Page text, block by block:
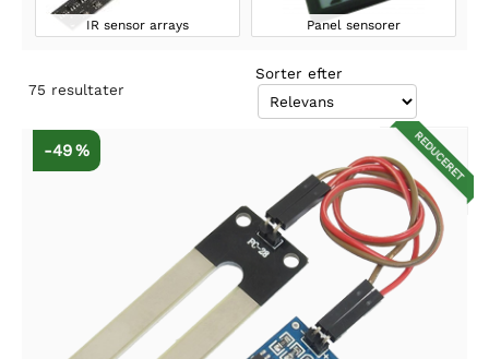
IR sensor arrays Panel sensorer
75 resultater
Sorter efter
REDUCERET
-49 %